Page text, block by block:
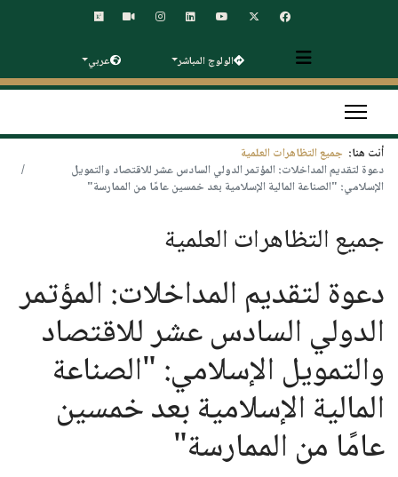
الولوج المباشر عربي
أنت هنا: جميع التظاهرات العلمية
دعوة لتقديم المداخلات: المؤتمر الدولي السادس عشر للاقتصاد والتمويل
الإسلامي: "الصناعة المالية الإسلامية بعد خمسين عامًا من الممارسة"
جميع التظاهرات العلمية
دعوة لتقديم المداخلات: المؤتمر
الدولي السادس عشر للاقتصاد
والتمويل الإسلامي: "الصناعة
المالية الإسلامية بعد خمسين
عامًا من الممارسة"